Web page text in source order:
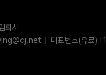
회사
대표번호(유료)